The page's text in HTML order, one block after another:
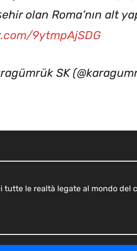
olan Roma’nın alt
9ytmpAjSDG
SK
tutte le realtà legate al mondo del